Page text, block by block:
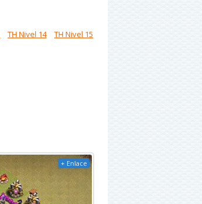
TH Nivel 14 TH Nivel 15
+ Enlace